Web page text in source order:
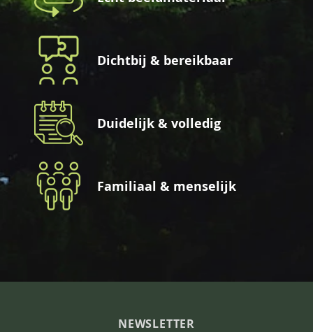
Dichtbij & bereikbaar
Duidelijk & volledig
Familiaal & menselijk
NEWSLETTER